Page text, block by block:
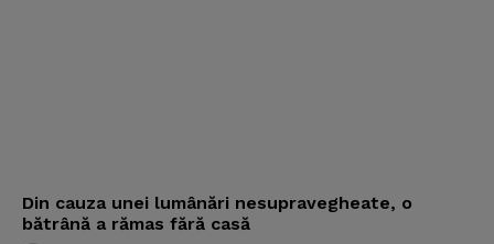
Din cauza unei lumânări nesupravegheate, o
bătrână a rămas fără casă